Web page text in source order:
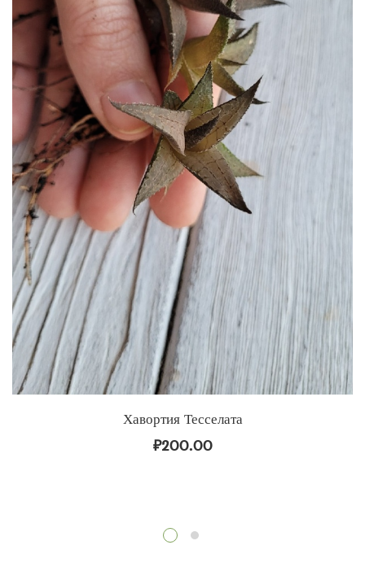
Хавортия Тесселата
₽200.00